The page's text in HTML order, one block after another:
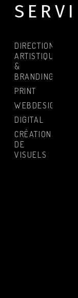
DIRECTION
ARTISTIQUE
&
BRANDING
PRINT
WEBDESIGN
DIGITAL
CRÉATIONS
DE
VISUELS